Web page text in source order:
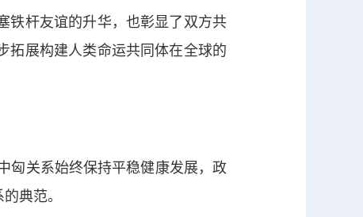
杆友谊的升华，也彰显了双方共
拓展构建人类命运共同体在全球的
关系始终保持平稳健康发展，政
典范。